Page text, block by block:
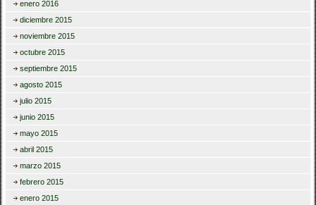
enero 2016
diciembre 2015
noviembre 2015
octubre 2015
septiembre 2015
agosto 2015
julio 2015
junio 2015
mayo 2015
abril 2015
marzo 2015
febrero 2015
enero 2015